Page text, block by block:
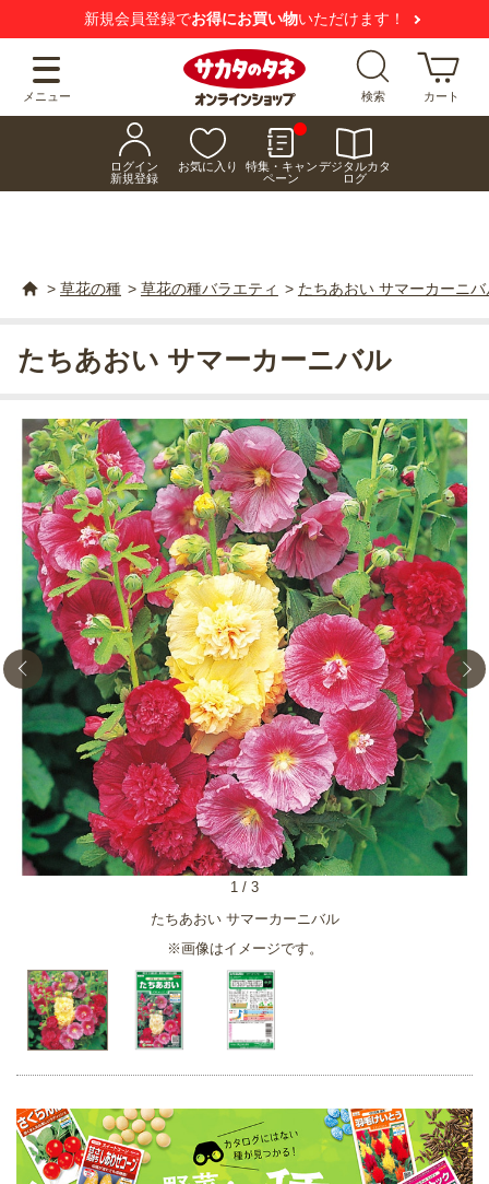
新規会員登録でお得にお買い物いただけます！
メニュー 検索 カート
ログイン
新規登録
お気に入り
特集・キャン
ペーン
デジタルカタ
ログ
> 草花の種 > 草花の種バラエティ > たちあおい サマーカーニバ
たちあおい サマーカーニバル
※画像はイメージです。
1 / 3
たちあおい サマーカーニバル